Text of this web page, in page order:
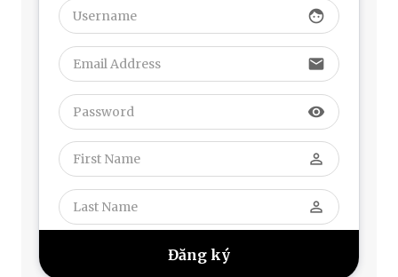
face
email
visibility
perm_identity
perm_identity